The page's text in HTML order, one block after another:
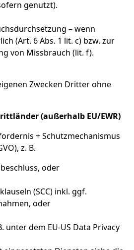
genutzt).
– wenn
(Art. 6 Abs. 1 lit. c) bzw. zur
von Missbrauch (lit. f).
Zwecken Dritter ohne
(außerhalb EU/EWR)
+ Schutzmechanismus
z. B.
oder
(SCC) inkl. ggf.
oder
unter dem EU-US Data Privacy